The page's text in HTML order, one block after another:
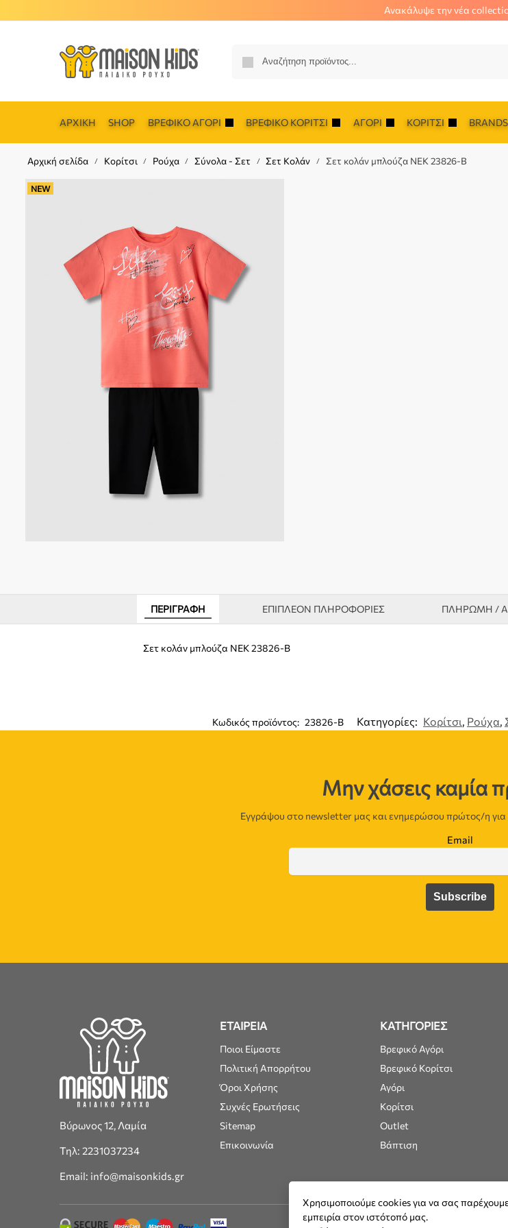
Ανακάλυψε την νέα
ΑΡΧΙΚΉ SHOP ΒΡΕΦΙΚΌ ΑΓΌΡΙ ΒΡΕΦΙΚΌ ΚΟΡΊΤΣΙ ΑΓΌΡΙ ΚΟΡΊΤΣΙ BRANDS
Αρχική σελίδα / Κορίτσι / Ρούχα / Σύνολα - Σετ / Σετ Κολάν / Σετ κολάν μπλούζα NEK 23826-B
NEW
ΠΕΡΙΓΡΑΦΉ ΕΠΙΠΛΈΟΝ ΠΛΗΡΟΦΟΡΊΕΣ ΠΛΗΡΩΜΗ /
Σετ κολάν μπλούζα NEK 23826-B
Κωδικός προϊόντος: 23826-B Κατηγορίες: Κορίτσι, Ρούχα,
Μην χάσεις καμία
Εγγράψου στο newsletter μας και ενημερώσου πρώτος/η
Email
Βύρωνος 12, Λαμία
Τηλ: 2231037234
Email: info@maisonkids.gr
ΕΤΑΙΡΕΙΑ
Ποιοι Είμαστε
Πολιτική Απορρήτου
Όροι Χρήσης
Συχνές Ερωτήσεις
Sitemap
Επικοινωνία
ΚΑΤΗΓΟΡΙΕΣ
Βρεφικό Αγόρι
Βρεφικό Κορίτσι
Αγόρι
Κορίτσι
Outlet
Βάπτιση
Χρησιμοποιούμε cookies για να σας
εμπειρία στον ιστότοπό μας.